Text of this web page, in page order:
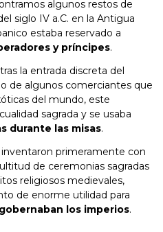
algunos restos de
siglo IV a.C. en la Antigua
estaba reservado a
y príncipes.
la entrada discreta del
de algunos comerciantes que
del mundo, este
sagrada y se usaba
durante las misas.
inventaron primeramente con
de ceremonias sagradas
religiosos medievales,
de enorme utilidad para
los imperios.